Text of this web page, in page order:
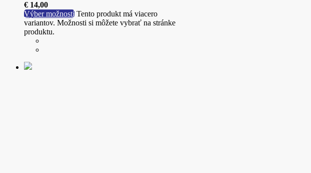
€ 14,00
Výber možností Tento produkt má viacero
variantov. Možnosti si môžete vybrať na stránke
produktu.